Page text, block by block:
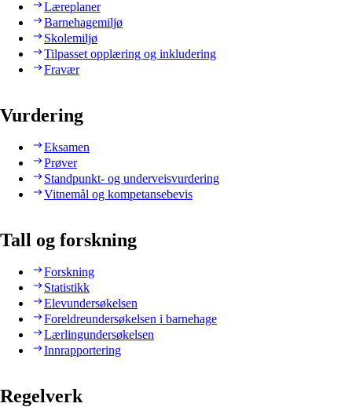
Læreplaner
Barnehagemiljø
Skolemiljø
Tilpasset opplæring og inkludering
Fravær
Vurdering
Eksamen
Prøver
Standpunkt- og underveisvurdering
Vitnemål og kompetansebevis
Tall og forskning
Forskning
Statistikk
Elevundersøkelsen
Foreldreundersøkelsen i barnehage
Lærlingundersøkelsen
Innrapportering
Regelverk